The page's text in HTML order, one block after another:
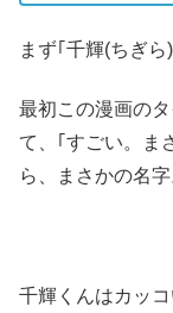
まず｢千輝(ちぎら
最初この漫画の
て、｢すごい。ま
ら、まさかの名
千輝くんはカッコ